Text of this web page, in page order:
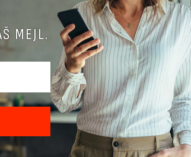
MEJL.